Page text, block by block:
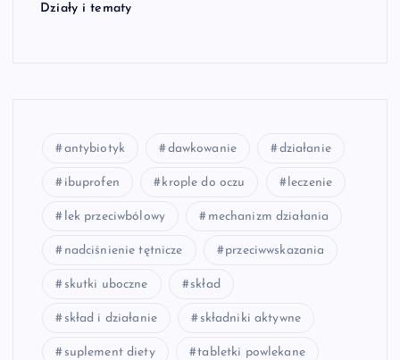
Działy i tematy
antybiotyk dawkowanie działanie
ibuprofen krople do oczu leczenie
lek przeciwbólowy mechanizm działania
nadciśnienie tętnicze przeciwwskazania
skutki uboczne skład
skład i działanie składniki aktywne
suplement diety tabletki powlekane